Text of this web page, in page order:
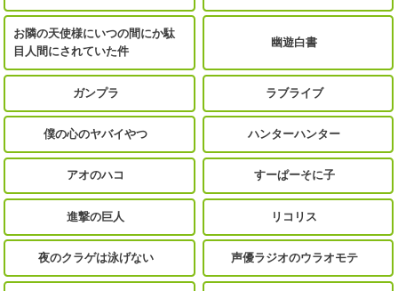
お隣の天使様にいつの間にか駄
目人間にされていた件
幽遊白書
ガンプラ ラブライブ
僕の心のヤバイやつ ハンターハンター
アオのハコ すーぱーそに子
進撃の巨人 リコリス
夜のクラゲは泳げない 声優ラジオのウラオモテ